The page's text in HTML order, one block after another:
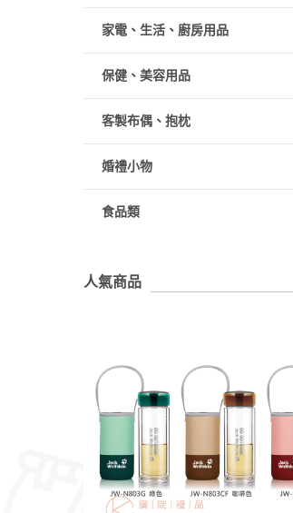
家電、生活、廚房用品
保健、美容用品
客製布偶、抱枕
婚禮小物
食品類
人氣商品